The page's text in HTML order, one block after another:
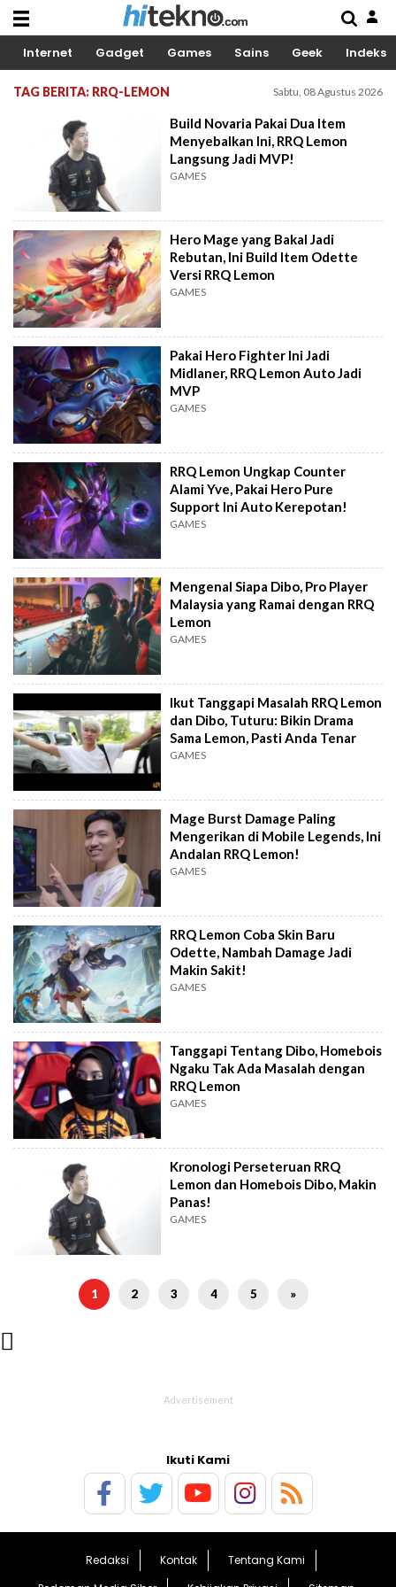
Internet Gadget Games Sains Geek Indeks
TAG BERITA: RRQ-LEMON Sabtu, 08 Agustus 2026
Build Novaria Pakai Dua Item
Menyebalkan Ini, RRQ Lemon
Langsung Jadi MVP!
GAMES
Hero Mage yang Bakal Jadi
Rebutan, Ini Build Item Odette
Versi RRQ Lemon
GAMES
Pakai Hero Fighter Ini Jadi
Midlaner, RRQ Lemon Auto Jadi
MVP
GAMES
RRQ Lemon Ungkap Counter
Alami Yve, Pakai Hero Pure
Support Ini Auto Kerepotan!
GAMES
Mengenal Siapa Dibo, Pro Player
Malaysia yang Ramai dengan RRQ
Lemon
GAMES
Ikut Tanggapi Masalah RRQ Lemon
dan Dibo, Tuturu: Bikin Drama
Sama Lemon, Pasti Anda Tenar
GAMES
Mage Burst Damage Paling
Mengerikan di Mobile Legends, Ini
Andalan RRQ Lemon!
GAMES
RRQ Lemon Coba Skin Baru
Odette, Nambah Damage Jadi
Makin Sakit!
GAMES
Tanggapi Tentang Dibo, Homebois
Ngaku Tak Ada Masalah dengan
RRQ Lemon
GAMES
Kronologi Perseteruan RRQ
Lemon dan Homebois Dibo, Makin
Panas!
GAMES
1 2 3 4 5 »

Ikuti Kami
Redaksi Kontak
Tentang Kami